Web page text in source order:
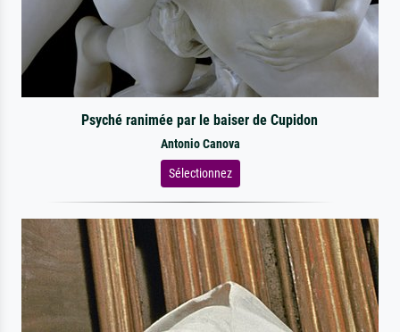
Psyché ranimée par le baiser de Cupidon
Antonio Canova
Sélectionnez